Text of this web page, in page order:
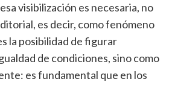
visibilización es necesaria, no
es decir, como fenómeno
la posibilidad de figurar
de condiciones, sino como
es fundamental que en los